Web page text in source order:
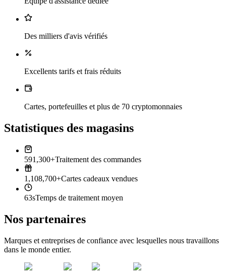
Des milliers d'avis vérifiés
Excellents tarifs et frais réduits
Cartes, portefeuilles et plus de 70 cryptomonnaies
Statistiques des magasins
591,300+Traitement des commandes
1,108,700+Cartes cadeaux vendues
63sTemps de traitement moyen
Nos partenaires
Marques et entreprises de confiance avec lesquelles nous travaillons
dans le monde entier.